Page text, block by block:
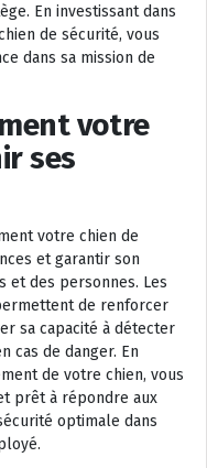
En investissant dans
de sécurité, vous
dans sa mission de
votre
ses
votre chien de
et garantir son
et des personnes. Les
de renforcer
sa capacité à détecter
cas de danger. En
de votre chien, vous
prêt à répondre aux
optimale dans